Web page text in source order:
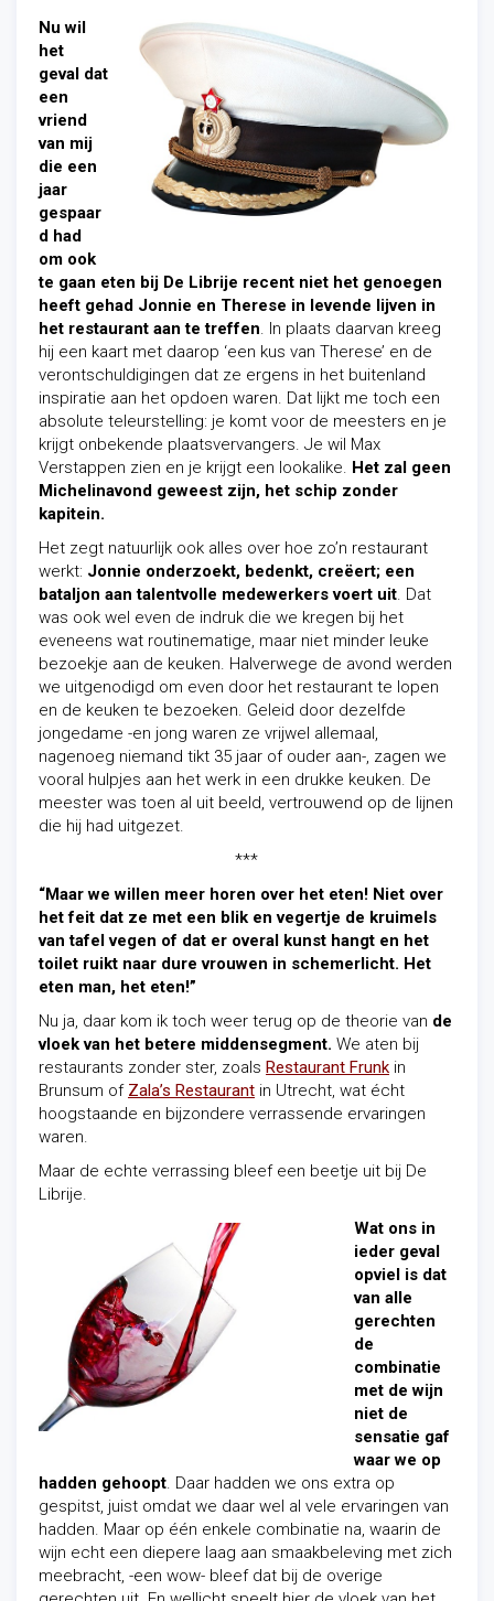
Nu wil
het
geval dat
een
vriend
van mij
die een
jaar
gespaar
d had
om ook
te gaan eten bij De Librije recent niet het genoegen
heeft gehad Jonnie en Therese in levende lijven in
het restaurant aan te treffen. In plaats daarvan kreeg
hij een kaart met daarop ‘een kus van Therese’ en de
verontschuldigingen dat ze ergens in het buitenland
inspiratie aan het opdoen waren. Dat lijkt me toch een
absolute teleurstelling: je komt voor de meesters en je
krijgt onbekende plaatsvervangers. Je wil Max
Verstappen zien en je krijgt een lookalike. Het zal geen
Michelinavond geweest zijn, het schip zonder
kapitein.
Het zegt natuurlijk ook alles over hoe zo’n restaurant
werkt: Jonnie onderzoekt, bedenkt, creëert; een
bataljon aan talentvolle medewerkers voert uit. Dat
was ook wel even de indruk die we kregen bij het
eveneens wat routinematige, maar niet minder leuke
bezoekje aan de keuken. Halverwege de avond werden
we uitgenodigd om even door het restaurant te lopen
en de keuken te bezoeken. Geleid door dezelfde
jongedame -en jong waren ze vrijwel allemaal,
nagenoeg niemand tikt 35 jaar of ouder aan-, zagen we
vooral hulpjes aan het werk in een drukke keuken. De
meester was toen al uit beeld, vertrouwend op de lijnen
die hij had uitgezet.
***
“Maar we willen meer horen over het eten! Niet over
het feit dat ze met een blik en vegertje de kruimels
van tafel vegen of dat er overal kunst hangt en het
toilet ruikt naar dure vrouwen in schemerlicht. Het
eten man, het eten!”
Nu ja, daar kom ik toch weer terug op de theorie van de
vloek van het betere middensegment. We aten bij
restaurants zonder ster, zoals Restaurant Frunk in
Brunsum of Zala’s Restaurant in Utrecht, wat écht
hoogstaande en bijzondere verrassende ervaringen
waren.
Maar de echte verrassing bleef een beetje uit bij De
Librije.
Wat ons in
ieder geval
opviel is dat
van alle
gerechten
de
combinatie
met de wijn
niet de
sensatie gaf
waar we op
hadden gehoopt. Daar hadden we ons extra op
gespitst, juist omdat we daar wel al vele ervaringen van
hadden. Maar op één enkele combinatie na, waarin de
wijn echt een diepere laag aan smaakbeleving met zich
meebracht, -een wow- bleef dat bij de overige